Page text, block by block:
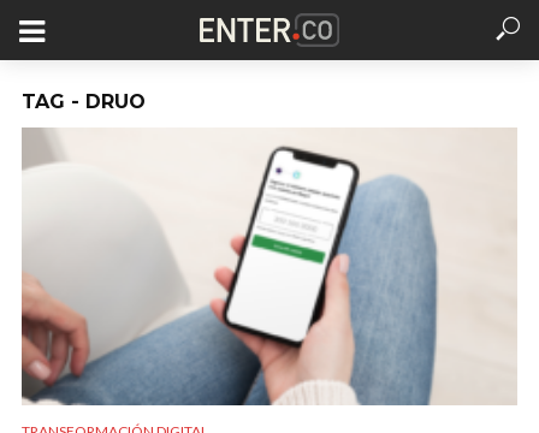
TAG - DRUO